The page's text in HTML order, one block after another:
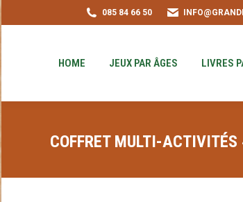
085 84 66 50
HOME JEUX PAR ÂGES LIVRES
COFFRET MULTI-
HOME JEUX PAR ÂGES
PUZZLE-ACHAT